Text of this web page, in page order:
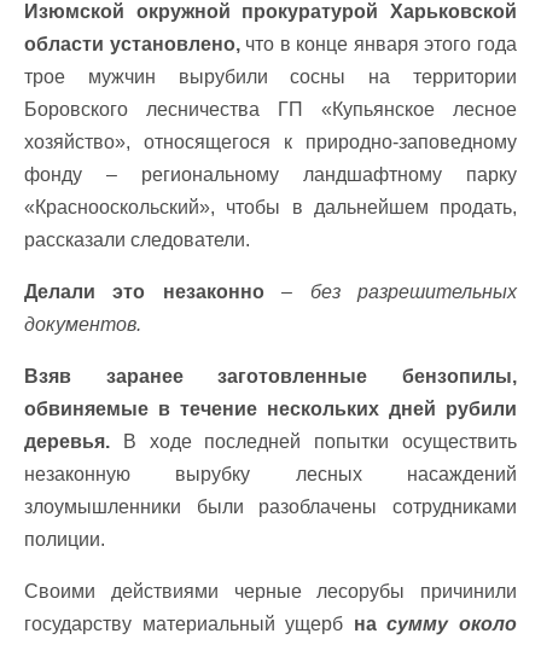
Изюмской окружной прокуратурой Харьковской
области установлено,что в конце января этого года
трое мужчин вырубили сосны на территории
Боровского лесничества ГП «Купьянское лесное
хозяйство», относящегося к природно-заповедному
фонду – региональному ландшафтному парку
«Краснооскольский», чтобы в дальнейшем продать,
рассказали следователи.
Делали это незаконно– без разрешительных
документов.
Взяв заранее заготовленные бензопилы,
обвиняемые в течение нескольких дней рубили
деревья. В ходе последней попытки осуществить
незаконную вырубку лесных насаждений
злоумышленники были разоблачены сотрудниками
полиции.
Своими действиями черные лесорубы причинили
государству материальный ущерб на сумму около